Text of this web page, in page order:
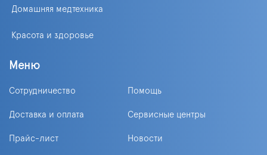
Домашняя медтехника
Красота и здоровье
Меню
Сотрудничество Помощь
Доставка и оплата Сервисные центры
Прайс-лист Новости